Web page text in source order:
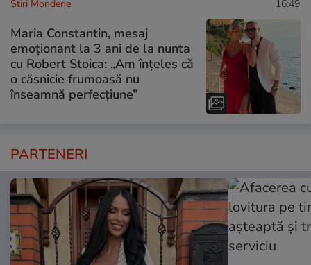
Stiri Mondene 16:49
Maria Constantin, mesaj
emoționant la 3 ani de la nunta
cu Robert Stoica: „Am înțeles că
o căsnicie frumoasă nu
înseamnă perfecțiune”
PARTENERI